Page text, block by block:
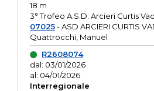
18 m
3° Trofeo A.S.D. Arcieri Curtis
07025- ASD ARCIERI CURTIS
Quattrocchi, Manuel
R2608074
dal: 03/01/2026
al: 04/01/2026
Interregionale